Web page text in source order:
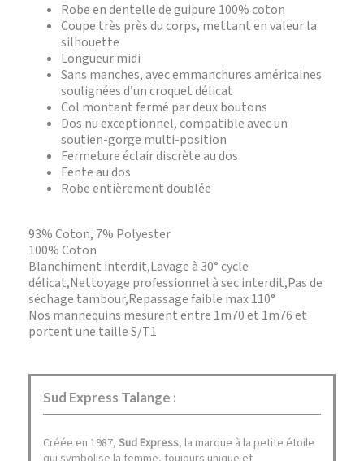
Robe en dentelle de guipure 100% coton
Coupe très près du corps, mettant en valeur la
silhouette
Longueur midi
Sans manches, avec emmanchures américaines
soulignées d’un croquet délicat
Col montant fermé par deux boutons
Dos nu exceptionnel, compatible avec un
soutien-gorge multi-position
Fermeture éclair discrète au dos
Fente au dos
Robe entièrement doublée
93% Coton, 7% Polyester
100% Coton
Blanchiment interdit,Lavage à 30° cycle
délicat,Nettoyage professionnel à sec interdit,Pas de
séchage tambour,Repassage faible max 110°
Nos mannequins mesurent entre 1m70 et 1m76 et
portent une taille S/T1
Sud Express Talange :
Créée en 1987, Sud Express, la marque à la petite étoile